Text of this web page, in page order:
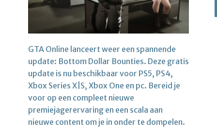
GTA Online lanceert weer een spannende
update: Bottom Dollar Bounties. Deze gratis
update is nu beschikbaar voor PS5, PS4,
Xbox Series X|S, Xbox One en pc. Bereid je
voor op een compleet nieuwe
premiejagerervaring en een scala aan
nieuwe content om je in onder te dompelen.